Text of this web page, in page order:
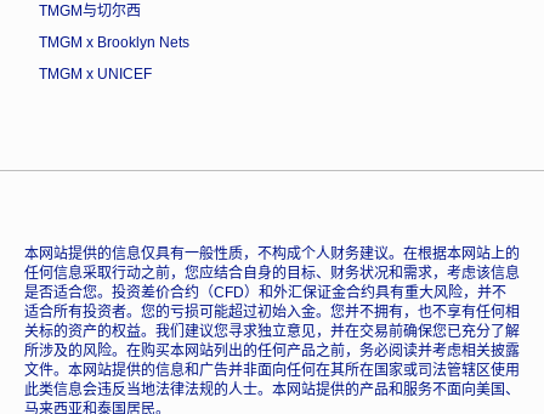
TMGM与切尔西
TMGM x Brooklyn Nets
TMGM x UNICEF
本网站提供的信息仅具有一般性质，不构成个人财务建议。在根据本网站上的
任何信息采取行动之前，您应结合自身的目标、财务状况和需求，考虑该信息
是否适合您。投资差价合约（CFD）和外汇保证金合约具有重大风险，并不
适合所有投资者。您的亏损可能超过初始入金。您并不拥有，也不享有任何相
关标的资产的权益。我们建议您寻求独立意见，并在交易前确保您已充分了解
所涉及的风险。在购买本网站列出的任何产品之前，务必阅读并考虑相关披露
文件。本网站提供的信息和广告并非面向任何在其所在国家或司法管辖区使用
此类信息会违反当地法律法规的人士。本网站提供的产品和服务不面向美国、
马来西亚和泰国居民。